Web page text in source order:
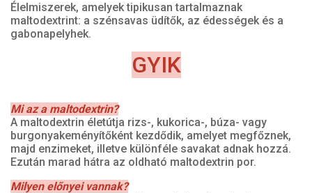
Élelmiszerek, amelyek tipikusan tartalmaznak
maltodextrint: a szénsavas üdítők, az édességek és a
gabonapelyhek.
GYIK
Mi az a maltodextrin?
A maltodextrin életútja rizs-, kukorica-, búza- vagy
burgonyakeményítőként kezdődik, amelyet megfőznek,
majd enzimeket, illetve különféle savakat adnak hozzá.
Ezután marad hátra az oldható maltodextrin por.
Milyen előnyei vannak?